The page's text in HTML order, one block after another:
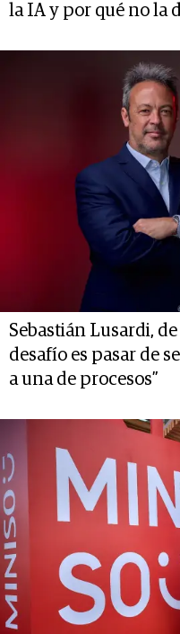
la IA y por qué no la
Sebastián Lusardi,
desafío es pasar de
a una de procesos”